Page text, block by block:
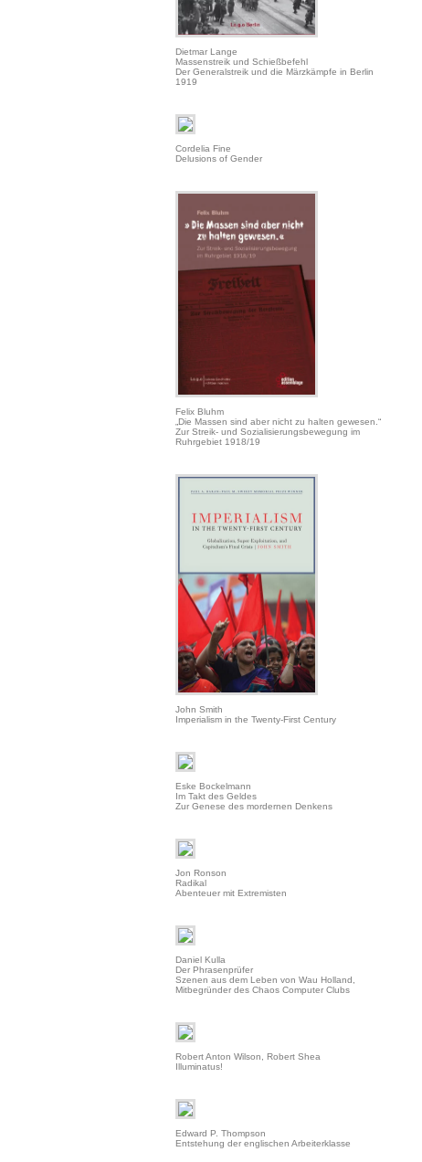
Dietmar Lange
Massenstreik und Schießbefehl
Der Generalstreik und die Märzkämpfe in Berlin
1919
Cordelia Fine
Delusions of Gender
Felix Bluhm
„Die Massen sind aber nicht zu halten gewesen.“
Zur Streik- und Sozialisierungsbewegung im
Ruhrgebiet 1918/19
John Smith
Imperialism in the Twenty-First Century
Eske Bockelmann
Im Takt des Geldes
Zur Genese des mordernen Denkens
Jon Ronson
Radikal
Abenteuer mit Extremisten
Daniel Kulla
Der Phrasenprüfer
Szenen aus dem Leben von Wau Holland,
Mitbegründer des Chaos Computer Clubs
Robert Anton Wilson, Robert Shea
Illuminatus!
Edward P. Thompson
Entstehung der englischen Arbeiterklasse